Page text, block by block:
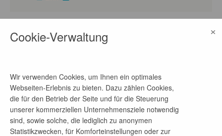
Ansprechpartner
03571 / 4291-20
E-Mail-Adresse
hoyerswerda@steinigeweg.de
Cookie-Verwaltung ×
Wir verwenden Cookies, um Ihnen ein optimales
Webseiten-Erlebnis zu bieten. Dazu zählen Cookies,
die für den Betrieb der Seite und für die Steuerung
unserer kommerziellen Unternehmensziele notwendig
sind, sowie solche, die lediglich zu anonymen
Statistikzwecken, für Komforteinstellungen oder zur